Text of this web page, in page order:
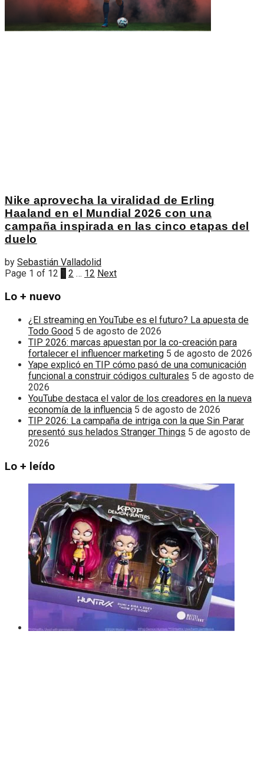
Nike aprovecha la viralidad de Erling
Haaland en el Mundial 2026 con una
campaña inspirada en las cinco etapas del
duelo
by Sebastián Valladolid
Page 1 of 12
2 … 12 Next
Lo + nuevo
¿El streaming en YouTube es el futuro? La apuesta de
Todo Good 5 de agosto de 2026
TIP 2026: marcas apuestan por la co-creación para
fortalecer el influencer marketing 5 de agosto de 2026
Yape explicó en TIP cómo pasó de una comunicación
funcional a construir códigos culturales 5 de agosto de
2026
YouTube destaca el valor de los creadores en la nueva
economía de la influencia 5 de agosto de 2026
TIP 2026: La campaña de intriga con la que Sin Parar
presentó sus helados Stranger Things 5 de agosto de
2026
Lo + leído